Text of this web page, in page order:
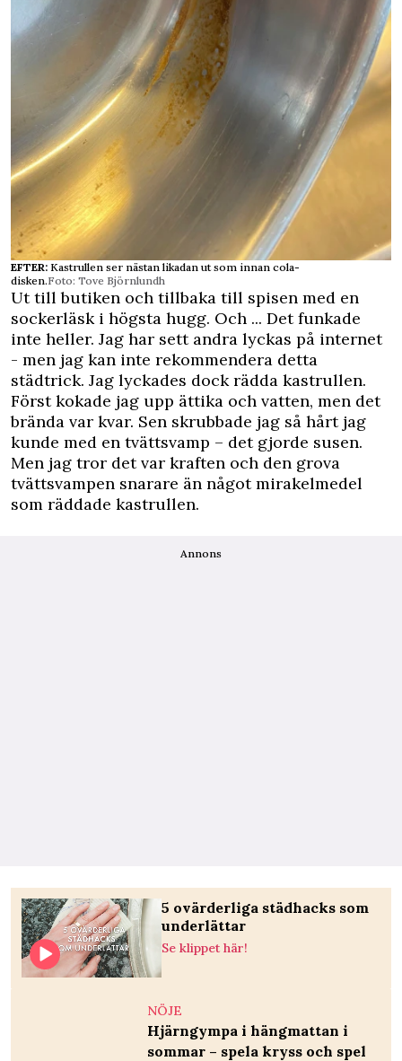
EFTER: Kastrullen ser nästan likadan ut som innan cola-
disken.Foto: Tove Björnlundh
Ut till butiken och tillbaka till spisen med en
sockerläsk i högsta hugg. Och ... Det funkade
inte heller. Jag har sett andra lyckas på internet
- men jag kan inte rekommendera detta
städtrick. Jag lyckades dock rädda kastrullen.
Först kokade jag upp ättika och vatten, men det
brända var kvar. Sen skrubbade jag så hårt jag
kunde med en tvättsvamp – det gjorde susen.
Men jag tror det var kraften och den grova
tvättsvampen snarare än något mirakelmedel
som räddade kastrullen.
Annons
5 ovärderliga städhacks som
underlättar
Se klippet här!
NÖJE
Hjärngympa i hängmattan i
sommar – spela kryss och spel